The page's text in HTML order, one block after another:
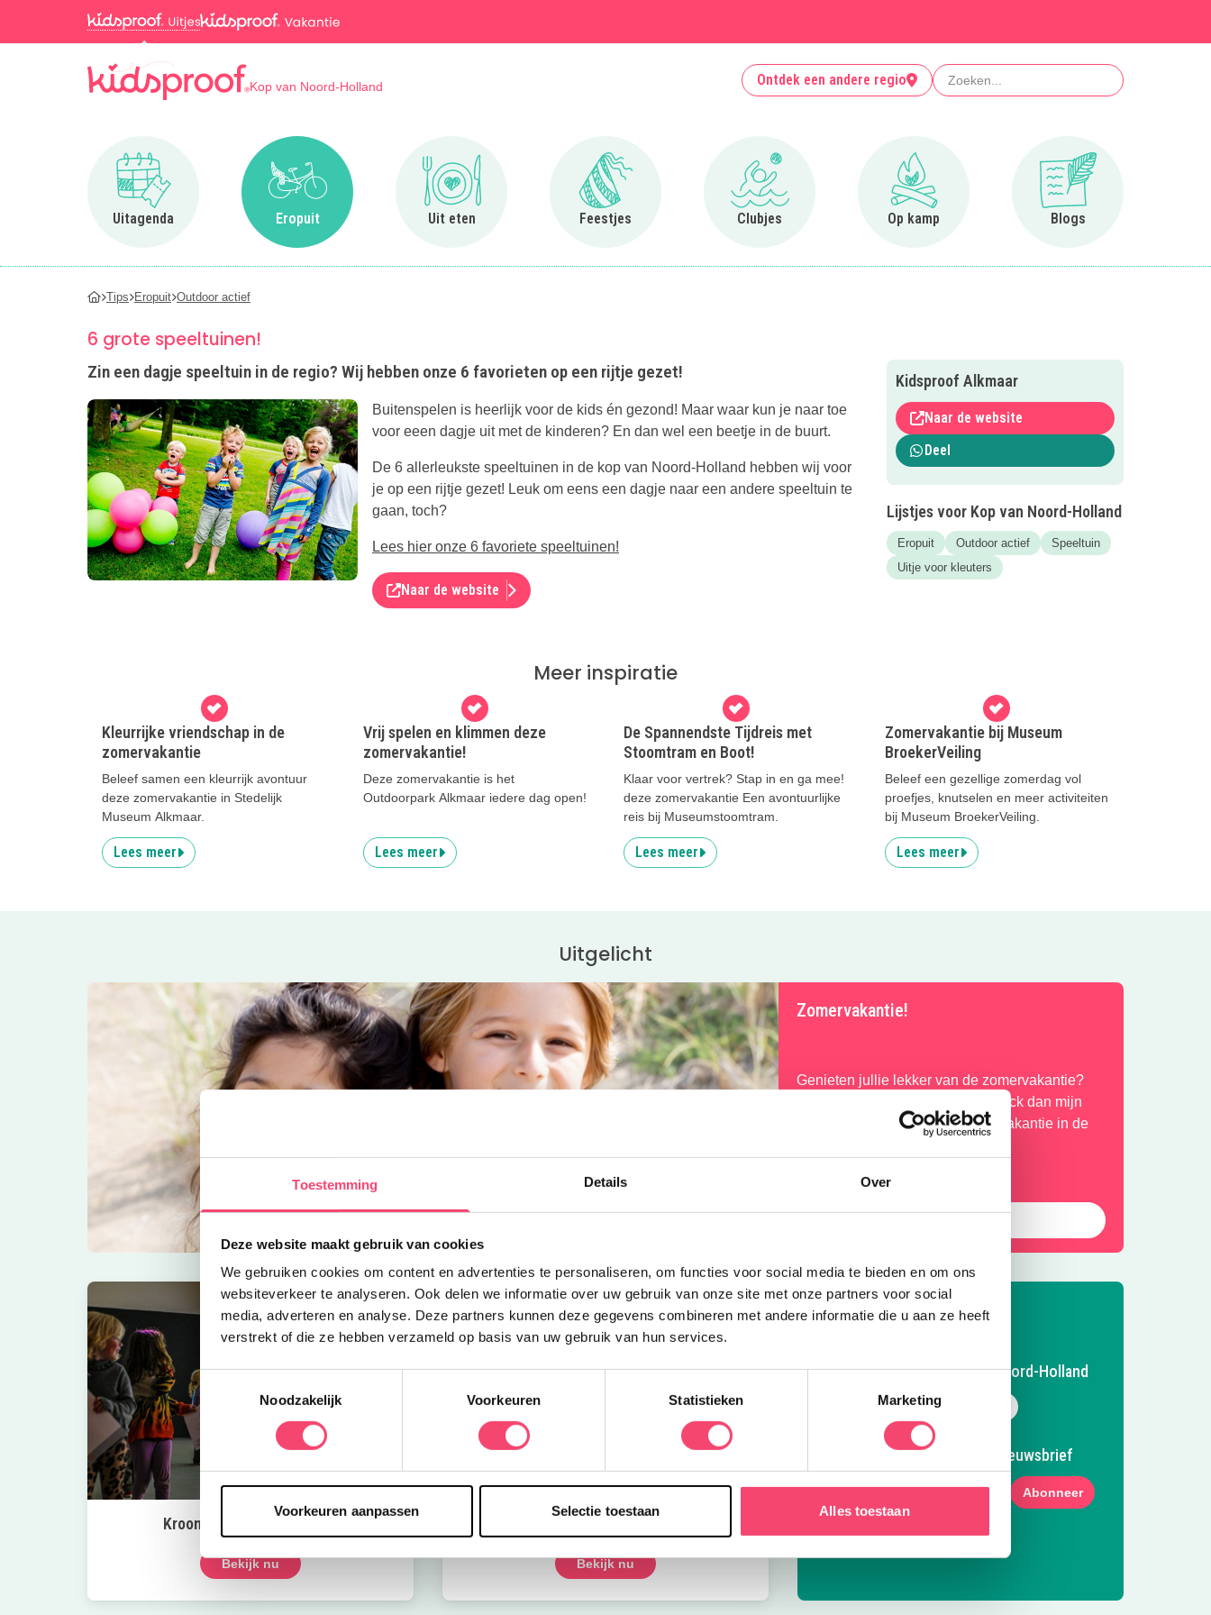
Toestemming Details Over
Deze website maakt gebruik van cookies
We gebruiken cookies om content en advertenties te personaliseren, om functies voor social media te bieden en om ons
websiteverkeer te analyseren. Ook delen we informatie over uw gebruik van onze site met onze partners voor social
media, adverteren en analyse. Deze partners kunnen deze gegevens combineren met andere informatie die u aan ze heeft
verstrekt of die ze hebben verzameld op basis van uw gebruik van hun services.
Toestemmingsselectie
Noodzakelijk
Voorkeuren Statistieken Marketing
Voorkeuren aanpassen Selectie toestaan Alles toestaan
Kop van Noord-Holland Ontdek een andere regio Zoeken
Uitagenda
Ga naar Uitagenda
Eropuit
Ga naar Eropuit
Uit eten
Ga naar Uit eten
Feestjes
Ga naar Feestjes
Clubjes
Ga naar Clubjes
Op kamp
Ga naar Op kamp
Blogs
Ga naar Blogs
Tips Eropuit Outdoor actief
6 grote speeltuinen!
Zin een dagje speeltuin in de regio? Wij hebben onze 6 favorieten op een rijtje gezet!
Buitenspelen is heerlijk voor de kids én gezond! Maar waar kun je naar toe
voor eeen dagje uit met de kinderen? En dan wel een beetje in de buurt.
De 6 allerleukste speeltuinen in de kop van Noord-Holland hebben wij voor
je op een rijtje gezet! Leuk om eens een dagje naar een andere speeltuin te
gaan, toch?
Lees hier onze 6 favoriete speeltuinen!
Naar de website
Kidsproof Alkmaar
Naar de website
Deel
Lijstjes voor Kop van Noord-Holland
Eropuit Outdoor actief
Speeltuin
Uitje voor kleuters
Meer inspiratie
Kleurrijke vriendschap in de
zomervakantie
Beleef samen een kleurrijk avontuur
deze zomervakantie in Stedelijk
Museum Alkmaar.
Lees meer
Vrij spelen en klimmen deze
zomervakantie!
Deze zomervakantie is het
Outdoorpark Alkmaar iedere dag open!
Lees meer
De Spannendste Tijdreis met
Stoomtram en Boot!
Klaar voor vertrek? Stap in en ga mee!
deze zomervakantie Een avontuurlijke
reis bij Museumstoomtram.
Lees meer
Zomervakantie bij Museum
BroekerVeiling
Beleef een gezellige zomerdag vol
proefjes, knutselen en meer activiteiten
bij Museum BroekerVeiling.
Lees meer
Uitgelicht
Zomervakantie!
Genieten jullie lekker van de zomervakantie?
Wij wel! Mocht je je vervelen, check dan mijn
favoriete uitjes voor deze zomervakantie in de
Kroon op de taart bij CODA
Bekijk nu Bekijk nu
Volg Kidsproof Kop van Noord-Holland
Volg ons op Facebook
Volg ons op Instagram
Volg ons op Pinterest
Mail ons
Meld je aan voor onze nieuwsbrief
Abonneer